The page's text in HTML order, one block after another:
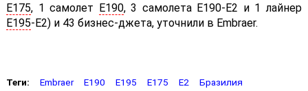
E175, 1 самолет E190, 3 самолета E190-E2 и 1 лайнер
E195-E2) и 43 бизнес-джета, уточнили в Embraer.
Теги: Embraer E190 E195 E175 E2 Бразилия